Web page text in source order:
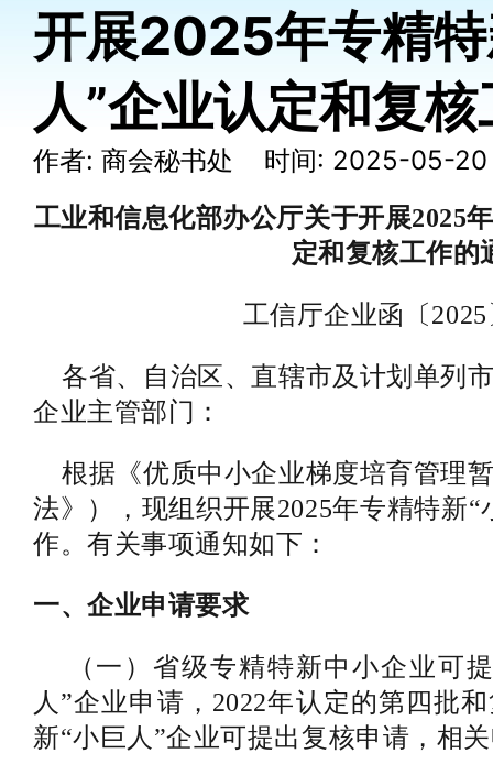
开展2025年专精特
人”企业认定和复
作者: 商会秘书处 时间: 2025-05-
工业和信息化部办公厅关于开展2025
定和复核工作的
工信厅企业函〔
各省、自治区、直辖市及计划单列
企业主管部门：
根据《优质中小企业梯度培育管理
法》），现组织开展2025年专精特新
作。有关事项通知如下：
一、企业申请要求
（一）省级专精特新中小企业可
人”企业申请，2022年认定的第四批
新“小巨人”企业可提出复核申请，相